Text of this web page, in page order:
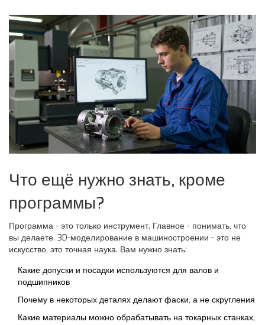
Что ещё нужно знать, кроме
программы?
Программа - это только инструмент. Главное - понимать, что
вы делаете. 3D-моделирование в машиностроении - это не
искусство, это точная наука. Вам нужно знать:
Какие допуски и посадки используются для валов и
подшипников
Почему в некоторых деталях делают фаски, а не скругления
Какие материалы можно обрабатывать на токарных станках,